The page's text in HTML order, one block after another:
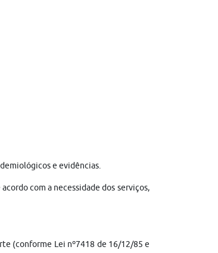
e evidências.
com a necessidade dos serviços,
(conforme Lei nº7418 de 16/12/85 e